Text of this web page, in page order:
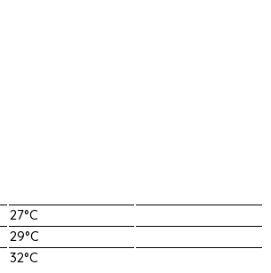
27°C
29°C
32°C